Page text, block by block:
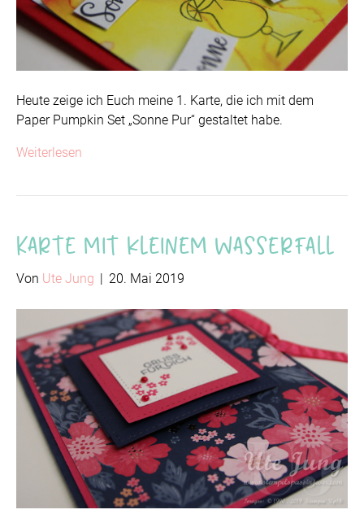
Heute zeige ich Euch meine 1. Karte, die ich mit dem
Paper Pumpkin Set „Sonne Pur“ gestaltet habe.
Weiterlesen
Karte mit kleinem Wasserfall
Von Ute Jung | 20. Mai 2019